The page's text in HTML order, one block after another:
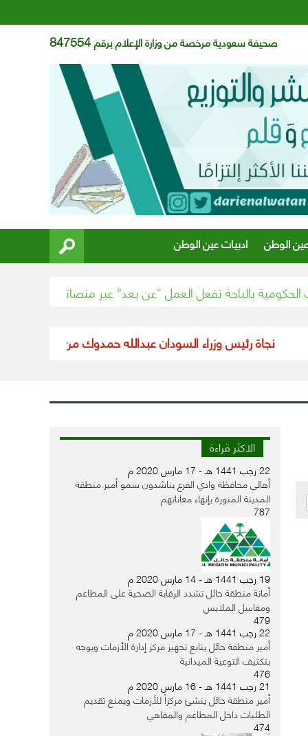
صحيفة سعودية مرخصة من وزارة الإعلام برقم847554
عين الوطن ادبيات عين الوطن
بالباحة تفعل العمل “عن بعد” عبر منصاتها الإلكترونية
نجاة رئيس وزراء السودان عبدالله حمدوك من محاولة اغتيال
الاكثر قراءة
22 رجب 1441 هـ - 17 مارس 2020 م
أهالي محافظة وادي الفرع يناشدون سمو أمير منطقة
المدينة المنورة بإنهاء معاناتهم
787
19 رجب 1441 هـ - 14 مارس 2020 م
أمانة منطقة حائل تشدد الرقابة الصحية على المطاعم
ومغاسل الملابس
479
22 رجب 1441 هـ - 17 مارس 2020 م
أمير منطقة حائل يتابع تجهيز مركز إدارة الأزمات ويوجه
بتكثيف التوعية الميدانية
476
21 رجب 1441 هـ - 16 مارس 2020 م
أمير منطقة حائل ينشئ مركزاً للأزمات ويمنع تقديم
الطلبات داخل المطاعم والمقاهي
474